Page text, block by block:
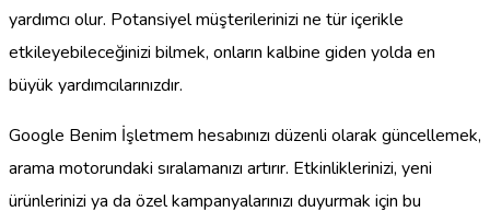
yardımcı olur. Potansiyel müşterilerinizi ne tür içerikle
etkileyebileceğinizi bilmek, onların kalbine giden yolda en
büyük yardımcılarınızdır.
Google Benim İşletmem hesabınızı düzenli olarak güncellemek,
arama motorundaki sıralamanızı artırır. Etkinliklerinizi, yeni
ürünlerinizi ya da özel kampanyalarınızı duyurmak için bu